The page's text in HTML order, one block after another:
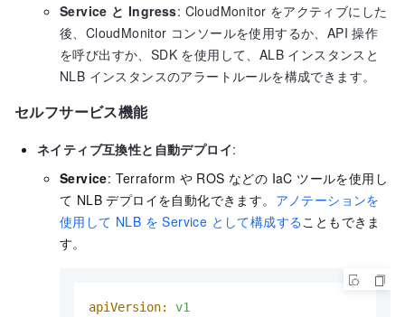
Service と Ingress: CloudMonitor をアクティブにした
後、CloudMonitor コンソールを使用するか、API 操作
を呼び出すか、SDK を使用して、ALB インスタンスと
NLB インスタンスのアラートルールを構成できます。
セルフサービス機能
ネイティブ互換性と自動デプロイ:
Service: Terraform や ROS などの IaC ツールを使用し
て NLB デプロイを自動化できます。 アノテーションを
使用して NLB を Service として構成することもできま
す。
apiVersion: v1